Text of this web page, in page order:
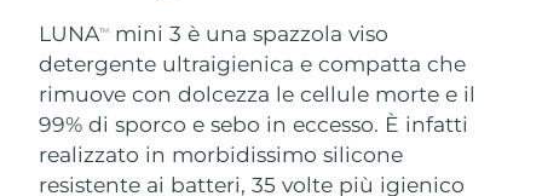
LUNATM
mini 3 è una spazzola viso
detergente ultraigienica e compatta che
rimuove con dolcezza le cellule morte e il
99% di sporco e sebo in eccesso. È infatti
realizzato in morbidissimo silicone
resistente ai batteri, 35 volte più igienico
Anti-aging massage
LUNA™ 4 Plus
Massage, LED heating
Microcurrent toning
BEAR™ 2 go
Microcurrent toning on-the-go
Idratazione
UFO™ 3 pacchetto
Deep facial hydration
Igiene orale
issa™ 4
Hybrid silicone sonic toothbrush
TRATTAMENTI ANTI-AGE FAQ™
Bermuda Consegna stimata
Bosnia ed
Erzegovina
Consegna stimata 8/12/26
Brunei Consegna stimata